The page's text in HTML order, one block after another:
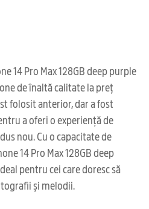
14 Pro Max 128GB deep purple
de înaltă calitate la preț
folosit anterior, dar a fost
a oferi o experiență de
nou. Cu o capacitate de
14 Pro Max 128GB deep
pentru cei care doresc să
și melodii.